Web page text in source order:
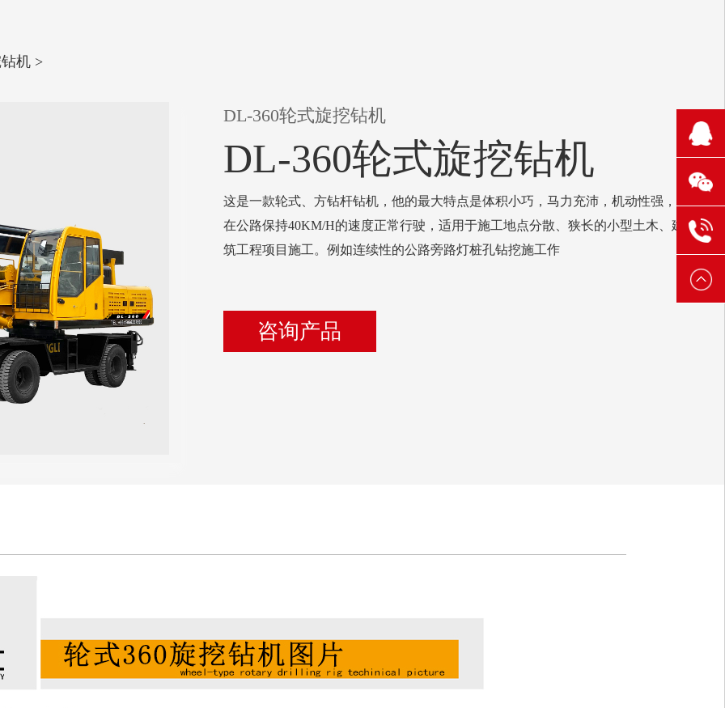
机 >
DL-360轮式旋挖钻机
DL-360轮式旋挖钻机
这是一款轮式、方钻杆钻机，他的最大特点是体积小巧，马力充沛，机动性强，可
在公路保持40KM/H的速度正常行驶，适用于施工地点分散、狭长的小型土木、建
筑工程项目施工。例如连续性的公路旁路灯桩孔钻挖施工作
咨询产品
210
1106
304
131
6521
3888
131
6521